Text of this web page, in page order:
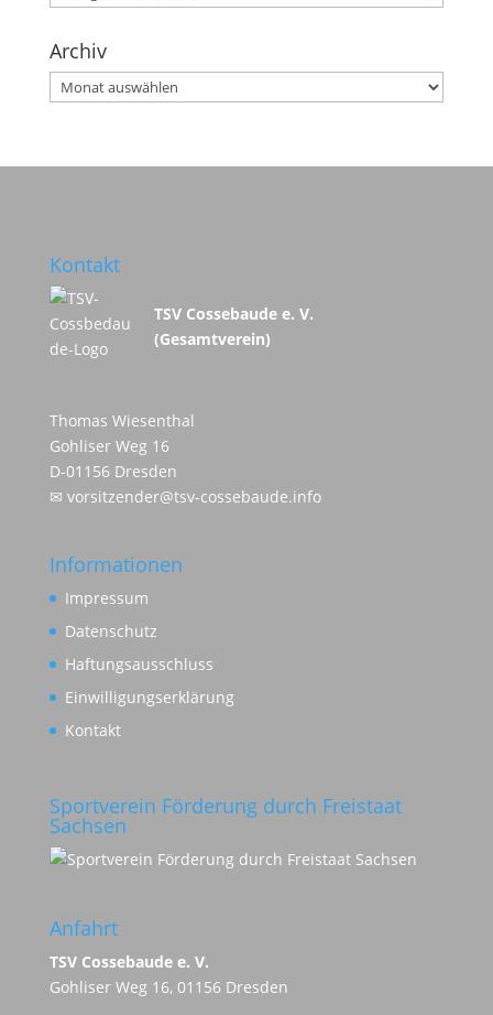
Archiv
Archiv
Kontakt
TSV Cossebaude e. V.
(Gesamtverein)
Thomas Wiesenthal
Gohliser Weg 16
D-01156 Dresden
✉ vorsitzender@tsv-cossebaude.info
Informationen
Impressum
Datenschutz
Haftungsausschluss
Einwilligungserklärung
Kontakt
Sportverein Förderung durch Freistaat
Sachsen
Anfahrt
TSV Cossebaude e. V.
Gohliser Weg 16, 01156 Dresden